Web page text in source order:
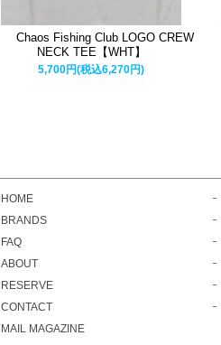
Chaos Fishing Club LOGO CREW
NECK TEE【WHT】
5,700円(税込6,270円)
HOME
BRANDS
FAQ
ABOUT
RESERVE
CONTACT
MAIL MAGAZINE